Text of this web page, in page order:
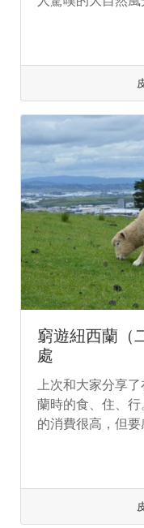
窮遊紐西蘭（
處
上次和大家分享
蘭時的食、住、
的消費很高，但